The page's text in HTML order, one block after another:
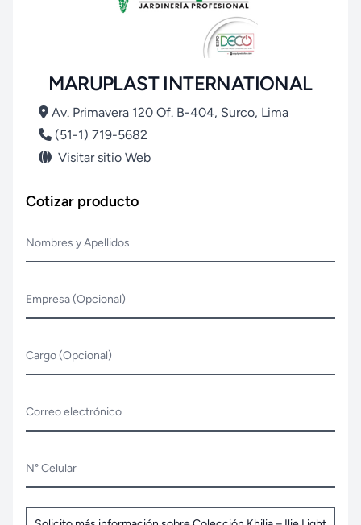
MARUPLAST INTERNATIONAL
Av. Primavera 120 Of. B-404, Surco, Lima
(51-1) 719-5682
Visitar sitio Web
Cotizar producto
Nombres y Apellidos
Empresa (Opcional)
Cargo (Opcional)
Correo electrónico
N° Celular